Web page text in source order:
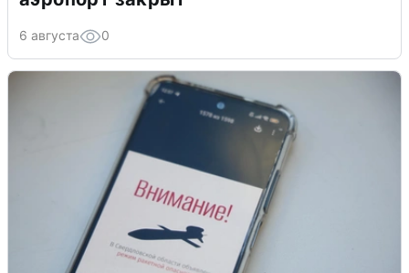
6 августа 0